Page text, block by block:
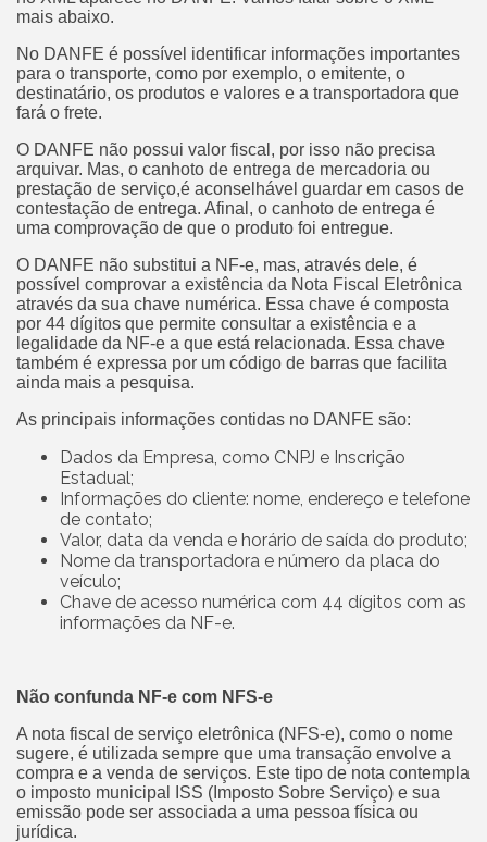
mais abaixo.
No DANFE é possível identificar informações importantes
para o transporte, como por exemplo, o emitente, o
destinatário, os produtos e valores e a transportadora que
fará o frete.
O DANFE não possui valor fiscal, por isso não precisa
arquivar. Mas, o canhoto de entrega de mercadoria ou
prestação de serviço,é aconselhável guardar em casos de
contestação de entrega. Afinal, o canhoto de entrega é
uma comprovação de que o produto foi entregue.
O DANFE não substitui a NF-e, mas, através dele, é
possível comprovar a existência da Nota Fiscal Eletrônica
através da sua chave numérica. Essa chave é composta
por 44 dígitos que permite consultar a existência e a
legalidade da NF-e a que está relacionada. Essa chave
também é expressa por um código de barras que facilita
ainda mais a pesquisa.
As principais informações contidas no DANFE são:
Dados da Empresa, como CNPJ e Inscrição
Estadual;
Informações do cliente: nome, endereço e telefone
de contato;
Valor, data da venda e horário de saída do produto;
Nome da transportadora e número da placa do
veículo;
Chave de acesso numérica com 44 dígitos com as
informações da NF-e.
Não confunda NF-e com NFS-e
A nota fiscal de serviço eletrônica (NFS-e), como o nome
sugere, é utilizada sempre que uma transação envolve a
compra e a venda de serviços. Este tipo de nota contempla
o imposto municipal ISS (Imposto Sobre Serviço) e sua
emissão pode ser associada a uma pessoa física ou
jurídica.